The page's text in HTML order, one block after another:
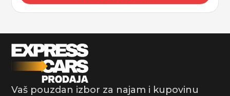
Vaš pouzdan izbor za najam i kupovinu